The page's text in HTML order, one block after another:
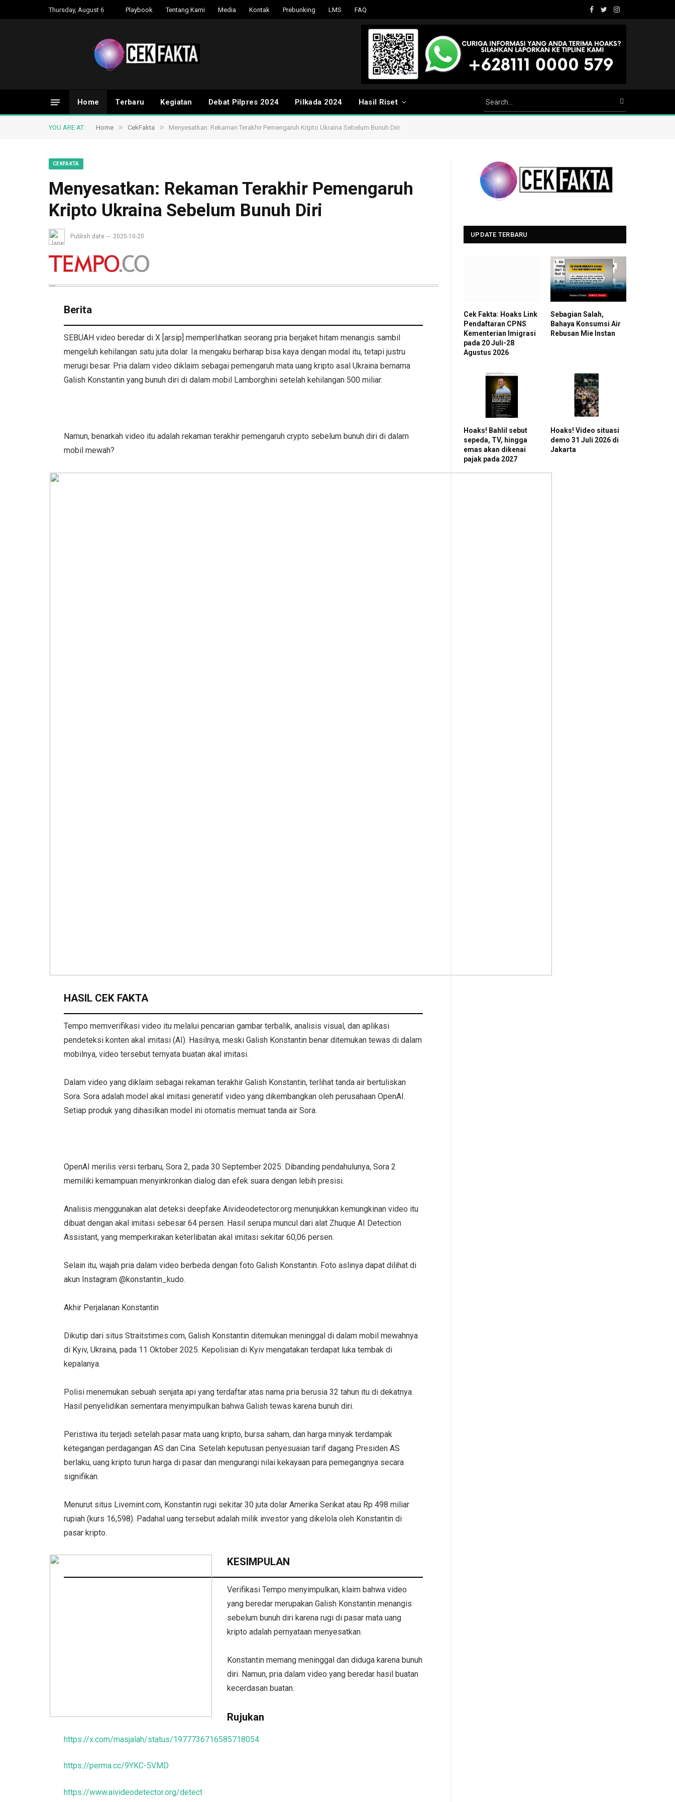
Thursday, August 6 Playbook Tentang Kami Media Kontak Prebunking LMS FAQ
Facebook
TwitterInstagram
Home Terbaru Kegiatan Debat Pilpres 2024 Pilkada 2024 Hasil Riset
YOU ARE AT: Home » CekFakta » Menyesatkan: Rekaman Terakhir Pemengaruh Kripto Ukraina Sebelum Bunuh Diri
CEKFAKTA
Menyesatkan: Rekaman Terakhir Pemengaruh
Kripto Ukraina Sebelum Bunuh Diri
Publish date 2025-10-20
Berita
SEBUAH video beredar di X [arsip] memperlihatkan seorang pria berjaket hitam menangis sambil
mengeluh kehilangan satu juta dolar. Ia mengaku berharap bisa kaya dengan modal itu, tetapi justru
merugi besar. Pria dalam video diklaim sebagai pemengaruh mata uang kripto asal Ukraina bernama
Galish Konstantin yang bunuh diri di dalam mobil Lamborghini setelah kehilangan 500 miliar.
Namun, benarkah video itu adalah rekaman terakhir pemengaruh crypto sebelum bunuh diri di dalam
mobil mewah?
HASIL CEK FAKTA
Tempo memverifikasi video itu melalui pencarian gambar terbalik, analisis visual, dan aplikasi
pendeteksi konten akal imitasi (AI). Hasilnya, meski Galish Konstantin benar ditemukan tewas di dalam
mobilnya, video tersebut ternyata buatan akal imitasi.
Dalam video yang diklaim sebagai rekaman terakhir Galish Konstantin, terlihat tanda air bertuliskan
Sora. Sora adalah model akal imitasi generatif video yang dikembangkan oleh perusahaan OpenAI.
Setiap produk yang dihasilkan model ini otomatis memuat tanda air Sora.
OpenAI merilis versi terbaru, Sora 2, pada 30 September 2025. Dibanding pendahulunya, Sora 2
memiliki kemampuan menyinkronkan dialog dan efek suara dengan lebih presisi.
Analisis menggunakan alat deteksi deepfake Aivideodetector.org menunjukkan kemungkinan video itu
dibuat dengan akal imitasi sebesar 64 persen. Hasil serupa muncul dari alat Zhuque AI Detection
Assistant, yang memperkirakan keterlibatan akal imitasi sekitar 60,06 persen.
Selain itu, wajah pria dalam video berbeda dengan foto Galish Konstantin. Foto aslinya dapat dilihat di
akun Instagram @konstantin_kudo.
Akhir Perjalanan Konstantin
Dikutip dari situs Straitstimes.com, Galish Konstantin ditemukan meninggal di dalam mobil mewahnya
di Kyiv, Ukraina, pada 11 Oktober 2025. Kepolisian di Kyiv mengatakan terdapat luka tembak di
kepalanya.
Polisi menemukan sebuah senjata api yang terdaftar atas nama pria berusia 32 tahun itu di dekatnya.
Hasil penyelidikan sementara menyimpulkan bahwa Galish tewas karena bunuh diri.
Peristiwa itu terjadi setelah pasar mata uang kripto, bursa saham, dan harga minyak terdampak
ketegangan perdagangan AS dan Cina. Setelah keputusan penyesuaian tarif dagang Presiden AS
berlaku, uang kripto turun harga di pasar dan mengurangi nilai kekayaan para pemegangnya secara
signifikan.
Menurut situs Livemint.com, Konstantin rugi sekitar 30 juta dolar Amerika Serikat atau Rp 498 miliar
rupiah (kurs 16,598). Padahal uang tersebut adalah milik investor yang dikelola oleh Konstantin di
pasar kripto.
KESIMPULAN
Verifikasi Tempo menyimpulkan, klaim bahwa video
yang beredar merupakan Galish Konstantin menangis
sebelum bunuh diri karena rugi di pasar mata uang
kripto adalah pernyataan menyesatkan.
Konstantin memang meninggal dan diduga karena bunuh
diri. Namun, pria dalam video yang beredar hasil buatan
kecerdasan buatan.
Rujukan
https://x.com/masjalah/status/1977736716585718054
https://perma.cc/9YKC-5VMD
https://www.aivideodetector.org/detect
UPDATE TERBARU
Cek Fakta: Hoaks Link
Pendaftaran CPNS
Kementerian Imigrasi
pada 20 Juli-28
Agustus 2026
Sebagian Salah,
Bahaya Konsumsi Air
Rebusan Mie Instan
Hoaks! Bahlil sebut
sepeda, TV, hingga
emas akan dikenai
pajak pada 2027
Hoaks! Video situasi
demo 31 Juli 2026 di
Jakarta